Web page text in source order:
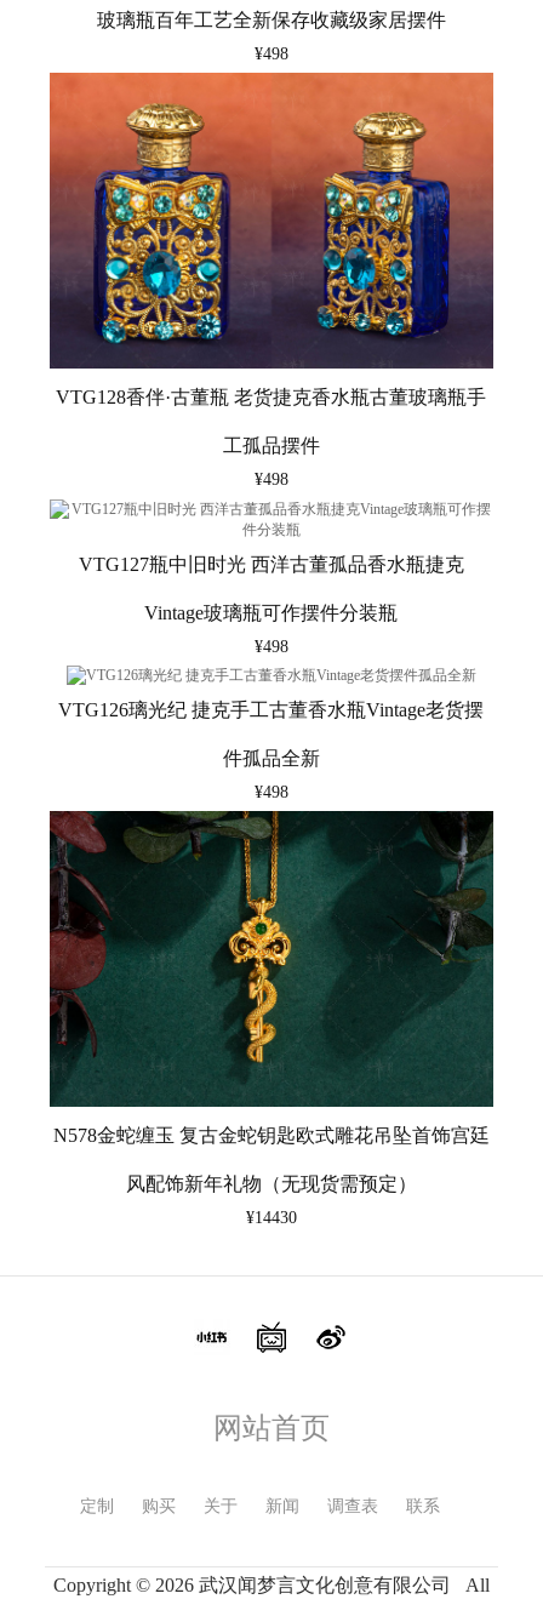
玻璃瓶百年工艺全新保存收藏级家居摆件
¥498
VTG128香伴·古董瓶 老货捷克香水瓶古董玻璃瓶手
工孤品摆件
¥498
VTG127瓶中旧时光 西洋古董孤品香水瓶捷克
Vintage玻璃瓶可作摆件分装瓶
¥498
VTG126璃光纪 捷克手工古董香水瓶Vintage老货摆
件孤品全新
¥498
N578金蛇缠玉 复古金蛇钥匙欧式雕花吊坠首饰宫廷
风配饰新年礼物（无现货需预定）
¥14430
网站首页
定制 购买 关于 新闻 调查表 联系
Copyright © 2026 武汉闻梦言文化创意有限公司 All